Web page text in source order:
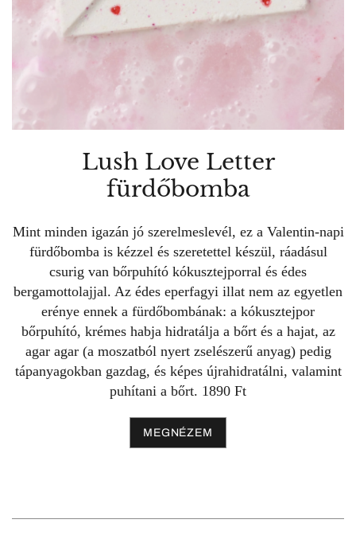
Lush Love Letter
fürdőbomba
Mint minden igazán jó szerelmeslevél, ez a Valentin-napi
fürdőbomba is kézzel és szeretettel készül, ráadásul
csurig van bőrpuhító kókusztejporral és édes
bergamottolajjal. Az édes eperfagyi illat nem az egyetlen
erénye ennek a fürdőbombának: a kókusztejpor
bőrpuhító, krémes habja hidratálja a bőrt és a hajat, az
agar agar (a moszatból nyert zselészerű anyag) pedig
tápanyagokban gazdag, és képes újrahidratálni, valamint
puhítani a bőrt. 1890 Ft
MEGNÉZEM